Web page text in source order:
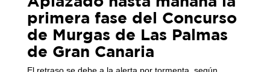
primera fase del Concurso
de Murgas de Las Palmas
de Gran Canaria